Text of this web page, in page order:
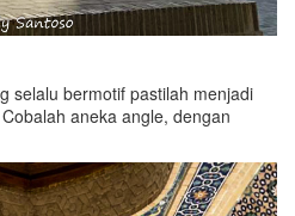
selalu bermotif pastilah menjadi
aneka angle, dengan